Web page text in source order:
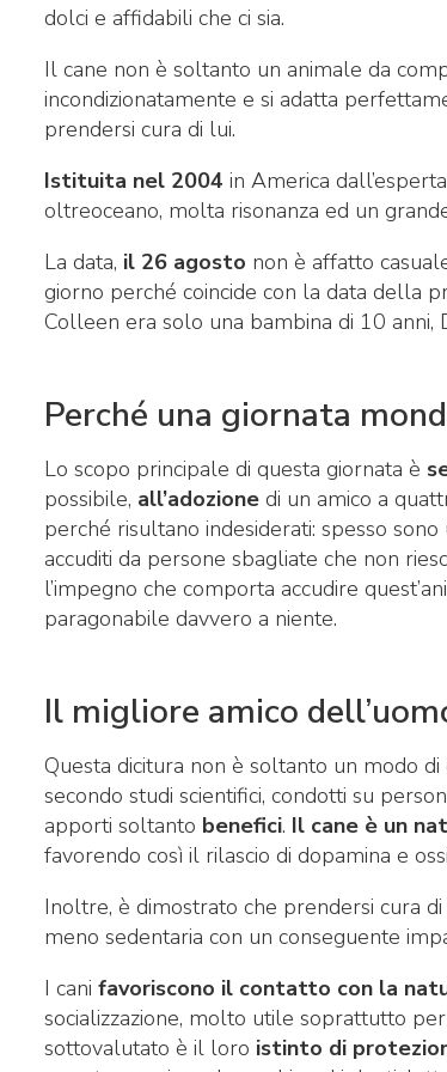
dolci e affidabili che ci sia.
Il cane non è soltanto un animale da
incondizionatamente e si adatta
prendersi cura di lui.
Istituita nel 2004 in America
oltreoceano, molta risonanza ed un
La data, il 26 agosto non è affatto
giorno perché coincide con la data della
Colleen era solo una bambina di 10
Perché una giornata
Lo scopo principale di questa giornata è
possibile, all’adozione di un amico a
perché risultano indesiderati: spesso
accuditi da persone sbagliate che non
l’impegno che comporta accudire
paragonabile davvero a niente.
Il migliore amico
Questa dicitura non è soltanto un modo
secondo studi scientifici, condotti su
apporti soltanto benefici. Il cane è un
favorendo così il rilascio di dopamina e
Inoltre, è dimostrato che prendersi cura di
meno sedentaria con un conseguente
I cani favoriscono il contatto con la
socializzazione, molto utile soprattutto
sottovalutato è il loro istinto di